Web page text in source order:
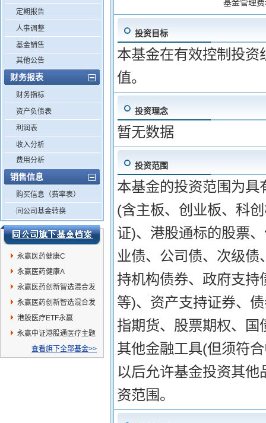
定期报告
人事调整
基金销售
其他公告
财务报表
财务指标
资产负债表
利润表
收入分析
费用分析
销售信息
购买信息（费率表）
同公司基金转换
永赢医药健康C
永赢医药健康A
永赢医药创新智选混合发
起A
永赢医药创新智选混合发
起C
港股医疗ETF永赢
永赢中证港股通医疗主题
ETF发起联接C
查看旗下全部基金>>
基金管理
投资目标
本基金在有效控制投
值。
投资理念
暂无数据
投资范围
本基金的投资范围为
(含主板、创业板、科
证)、港股通标的股票
业债、公司债、次级
持机构债券、政府支持
等)、资产支持证券、
指期货、股票期权、
其他金融工具(但须符
以后允许基金投资其
资范围。